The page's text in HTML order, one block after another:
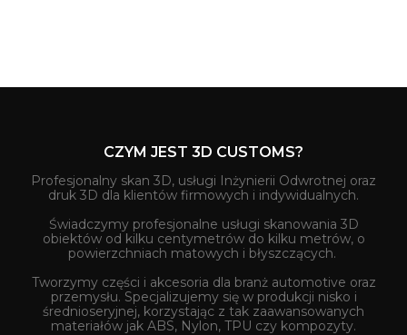
CZYM JEST 3D CUSTOMS?
Profesjonalny skan 3D, usługi Inżynierii Odwrotnej oraz
druk 3D dla klientów firmowych i indywidualnych.
Świadczymy profesjonalne usługi skanowania 3D
obiektów od kilku centymetrów do kilku metrów, o
powierzchniach matowych i błyszczących.
Tworzymy części i akcesoria dla branż automotive oraz
przemysłu. Specjalizujemy się w produkcji nisko i
średnioseryjnej, korzystając z tak zaawansowanych
materiałów jak ABS, Nylon, TPU czy kompozyty.